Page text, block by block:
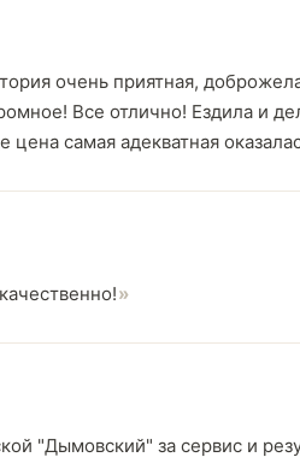
очень приятная,
Все отлично! Ездила и
самая адекватная
"Дымовский" за сервис и